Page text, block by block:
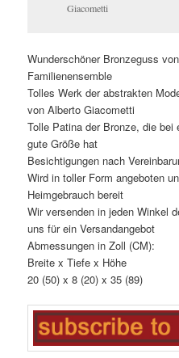
Giacometti
Wunderschöner Bronzeguss
Familienensemble
Tolles Werk der abstrakten
von Alberto Giacometti
Tolle Patina der Bronze, die
gute Größe hat
Besichtigungen nach
Wird in toller Form angeboten
Heimgebrauch bereit
Wir versenden in jeden Winkel
uns für ein Versandangebot
Abmessungen in Zoll (CM):
Breite x Tiefe x Höhe
20 (50) x 8 (20) x 35 (89)